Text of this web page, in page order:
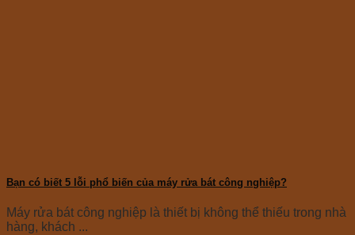
Bạn có biết 5 lỗi phổ biến của máy rửa bát công nghiệp?
Máy rửa bát công nghiệp là thiết bị không thể thiếu trong nhà
hàng, khách ...